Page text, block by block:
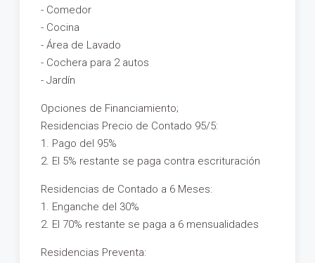
- Comedor
- Cocina
- Área de Lavado
- Cochera para 2 autos
- Jardín
Opciones de Financiamiento;
Residencias Precio de Contado 95/5:
1. Pago del 95%
2. El 5% restante se paga contra escrituración
Residencias de Contado a 6 Meses:
1. Enganche del 30%
2. El 70% restante se paga a 6 mensualidades
Residencias Preventa: